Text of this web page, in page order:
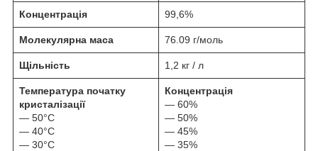
Концентрація 99,6%
Молекулярна маса 76.09 г/моль
Щільність 1,2 кг / л
Температура початку
кристалізації
— 50°C
— 40°C
— 30°C
Концентрація
— 60%
— 50%
— 45%
— 35%